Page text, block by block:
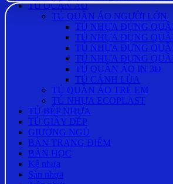
TỦ QUẦN ÁO
TỦ QUẦN ÁO NGƯỜI LỚN
TỦ NHỰA ĐỰNG
TỦ NHỰA ĐỰNG
TỦ NHỰA ĐỰNG
TỦ NHỰA ĐỰNG
TỦ QUẦN ÁO IN 3D
TỦ CÁNH LÙA
TỦ QUẦN ÁO TRẺ EM
TỦ NHỰA ECOPLAST
TỦ BẾP NHỰA
TỦ GIẦY DÉP
GIƯỜNG NGỦ
BÀN TRANG ĐIỂM
BÀN HỌC
Kệ nhựa
Sàn nhựa